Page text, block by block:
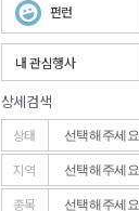
펀런
내 관심행사
상세검색
상태
지역
종목